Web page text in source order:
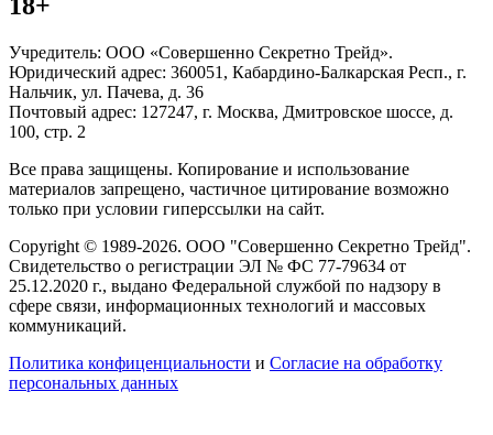
Учредитель: ООО «Совершенно Секретно Трейд».
Юридический адрес: 360051, Кабардино-Балкарская Респ., г.
Нальчик, ул. Пачева, д. 36
Почтовый адрес: 127247, г. Москва, Дмитровское шоссе, д.
100, стр. 2
Все права защищены. Копирование и использование
материалов запрещено, частичное цитирование возможно
только при условии гиперссылки на сайт.
Copyright © 1989-2026. ООО "Совершенно Секретно Трейд".
Свидетельство о регистрации ЭЛ № ФС 77-79634 от
25.12.2020 г., выдано Федеральной службой по надзору в
сфере связи, информационных технологий и массовых
коммуникаций.
Политика конфиценциальности и Согласие на обработку
персональных данных